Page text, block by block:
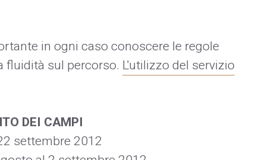
in ogni caso conoscere le regole
fluidità sul percorso. L'utilizzo del servizio
DEI CAMPI
settembre 2012